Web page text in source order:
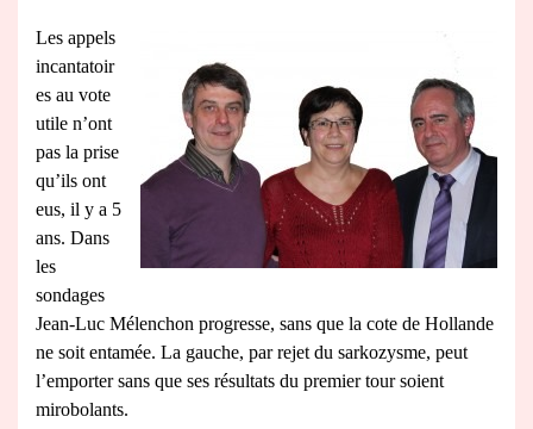
Les appels
incantatoir
es au vote
utile n’ont
pas la prise
qu’ils ont
eus, il y a 5
ans. Dans
les
sondages
Jean-Luc Mélenchon progresse, sans que la cote de Hollande
ne soit entamée. La gauche, par rejet du sarkozysme, peut
l’emporter sans que ses résultats du premier tour soient
mirobolants.